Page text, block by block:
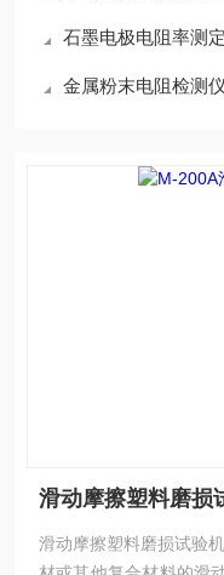
石墨电极电阻率测
金属粉末电阻检测
滑动摩擦塑料磨损
滑动摩擦塑料磨损试验